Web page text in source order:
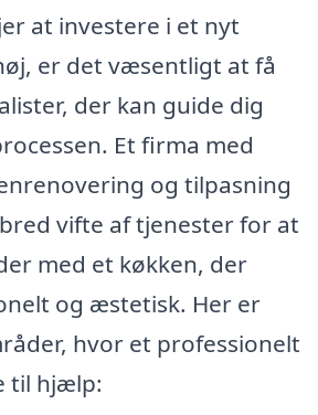
at investere i et nyt
er det væsentligt at få
der kan guide dig
Et firma med
og tilpasning
vifte af tjenester for at
med et køkken, der
og æstetisk. Her er
hvor et professionelt
til hjælp: